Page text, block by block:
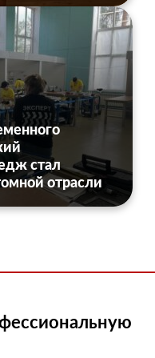
стал
отрасли